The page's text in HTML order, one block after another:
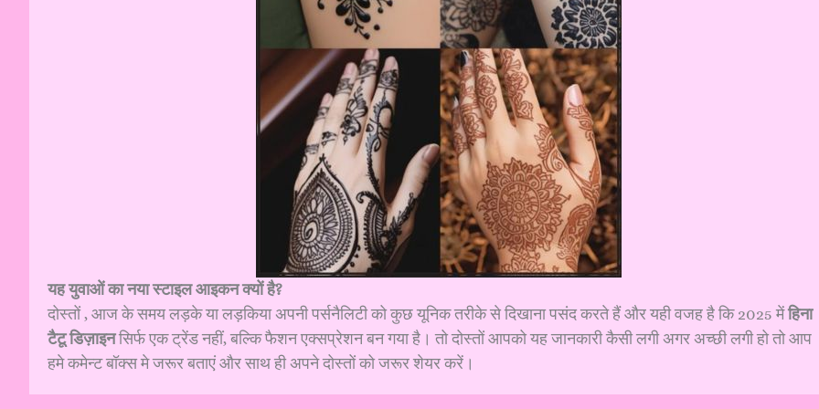
यह युवाओं का नया स्टाइल आइकन क्यों है?
दोस्तों , आज के समय लड़के या लड़किया अपनी पर्सनैलिटी को कुछ यूनिक तरीके से दिखाना पसंद करते हैं और यही वजह है कि 2025 मेंहिना
टैटू डिज़ाइनसिर्फ एक ट्रेंड नहीं, बल्कि फैशन एक्सप्रेशन बन गया है। तो दोस्तों आपको यह जानकारी कैसी लगी अगर अच्छी लगी हो तो आप
हमे कमेन्ट बॉक्स मे जरूर बताएं और साथ ही अपने दोस्तों को जरूर शेयर करें।